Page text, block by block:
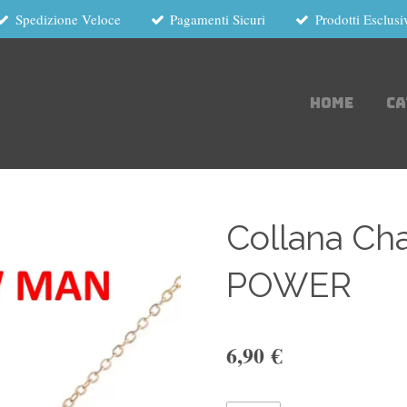
Spedizione Veloce Pagamenti Sicuri Prodotti
HOME
Collana
POWER
6,90 €